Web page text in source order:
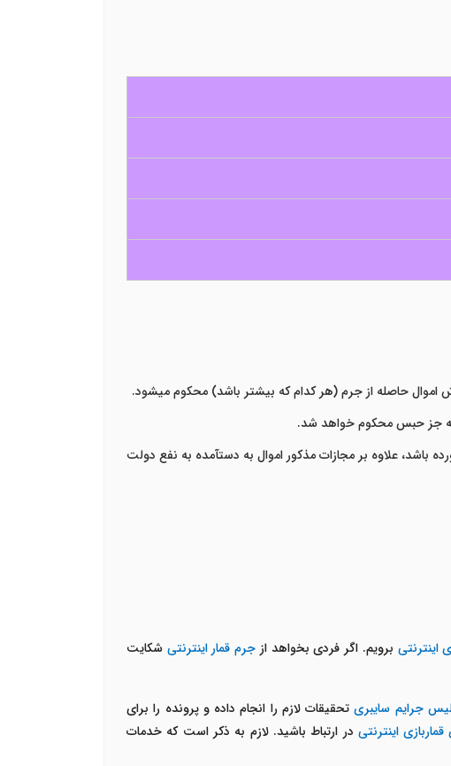
به دست آورده باشد، علاوه بر مجازات مذکور اموال به دست­آمده به نفع دولت
اینترنتی برویم. اگر فردی بخواهد از جرم قمار اینترنتی شکایت
جرایم سایبری تحقیقات لازم را انجام داده و پرونده را برای
اینترنتی در ارتباط باشید. لازم به ذکر است که خدمات